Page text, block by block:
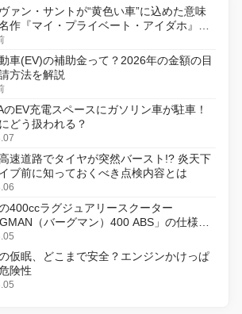
ァン・サントが“黄色い車”に込めた意味
作『マイ・プライベート・アイダホ』が
タルリマスター版で復活
車(EV)の補助金って？2026年の金額の目
方法を解説
のEV充電スペースにガソリン車が駐車！
どう扱われる？
速道路でタイヤが突然バースト!? 炎天下
ブ前に知っておくべき点検内容とは
400ccラグジュアリースクーター
（バーグマン）400 ABS」の仕様を
8月18日に発売
仮眠、どこまで安全？エンジンかけっぱ
険性